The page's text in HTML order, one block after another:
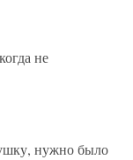
не
нужно было